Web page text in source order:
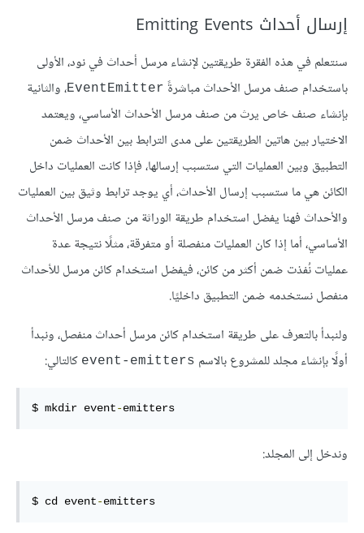
إرسال أحداث Emitting Events
سنتعلم في هذه الفقرة طريقتين لإنشاء مرسل أحداث في نود، الأولى
باستخدام صنف مرسل الأحداث مباشرةً EventEmitter، والثانية
بإنشاء صنف خاص يرث من صنف مرسل الأحداث الأساسي، ويعتمد
الاختيار بين هاتين الطريقتين على مدى الترابط بين الأحداث ضمن
التطبيق وبين العمليات التي ستسبب إرسالها، فإذا كانت العمليات داخل
الكائن هي ما ستسبب إرسال الأحداث، أي يوجد ترابط وثيق بين العمليات
والأحداث فهنا يفضل استخدام طريقة الوراثة من صنف مرسل الأحداث
الأساسي، أما إذا كان العمليات منفصلة أو متفرقة، مثلًا نتيجة عدة
عمليات نُفذت ضمن أكثر من كائن، فيفضل استخدام كائن مرسل للأحداث
منفصل نستخدمه ضمن التطبيق داخليًا.
ولنبدأ بالتعرف على طريقة استخدام كائن مرسل أحداث منفصل، ونبدأ
أولًا بإنشاء مجلد للمشروع بالاسم ‎event-emitters‎ كالتالي:
$ mkdir event-emitters
وندخل إلى المجلد:
$ cd event-emitters